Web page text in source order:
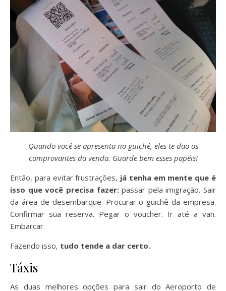
Quando você se apresenta no guichê, eles te dão os
comprovantes da venda. Guarde bem esses papéis!
Então, para evitar frustrações, já tenha em mente que é
isso que você precisa fazer:passar pela imigração. Sair
da área de desembarque. Procurar o guichê da empresa.
Confirmar sua reserva. Pegar o voucher. Ir até a van.
Embarcar.
Fazendo isso, tudo tende a dar certo.
Táxis
As duas melhores opções para sair do Aeroporto de